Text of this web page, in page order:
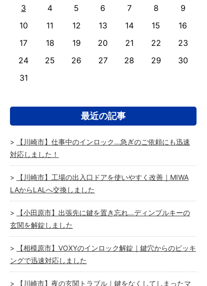
3
4 5 6 7 8
9
10
11 12 13 14 15
16
17
18 19 20 21 22
23
24
25 26 27 28 29
30
31
最近の記事
【川崎市】仕事中のインロック…急ぎのご依頼にも迅速
対応しました！
【川崎市】工場の出入口ドアを使いやすく改善｜MIWA
LAからLALへ交換しました
【小田原市】出張先に鍵を置き忘れ…ディンプルキーの
玄関を解錠しました
【相模原市】VOXYのインロック解錠｜鍵穴からのピッキ
ングで迅速対応しました
【川崎市】夜の玄関トラブル｜鍵をなくしてしまったマ